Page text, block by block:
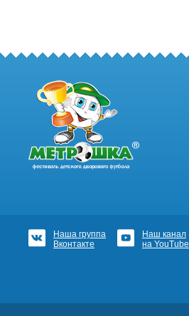
Наша группа
Вконтакте
Наш канал
на YouTube